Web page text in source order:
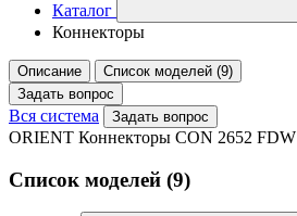
Каталог
Коннекторы
Описание
Список моделей (9)
Задать вопрос
Вся система Задать вопрос
ORIENT Коннекторы CON 2652 FDW
Список моделей (9)